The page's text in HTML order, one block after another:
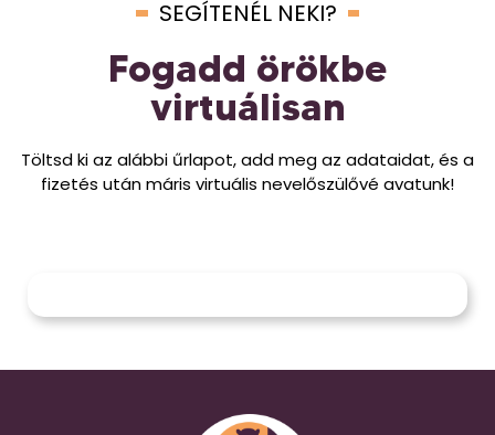
SEGÍTENÉL NEKI?
Fogadd örökbe
virtuálisan
Töltsd ki az alábbi űrlapot, add meg az adataidat, és a
fizetés után máris virtuális nevelőszülővé avatunk!